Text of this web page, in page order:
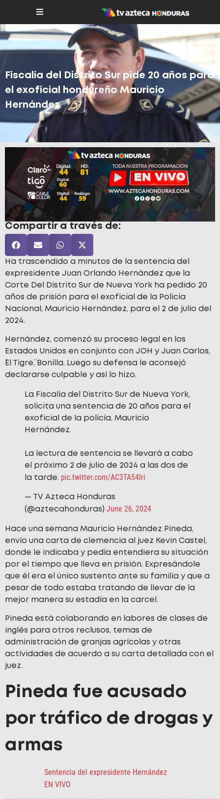
Fiscalía del Distrito Sur pide 20 años para
el exoficial hondureño Mauricio
Hernández
Compartir a través de:
Ha trascendido a minutos de la sentencia del
expresidente Juan Orlando Hernández que la
Corte Del Distrito Sur de Nueva York ha pedido 20
años de prisión para el exoficial de la Policía
Nacional, Mauricio Hernández, para el 2 de julio del
2024.
Hernández, comenzó su proceso legal en los
Estados Unidos en conjunto con JOH y Juan Carlos,
¨El Tigre¨, Bonilla. Luego su defensa le aconsejó
declararse culpable y así lo hizo.
La Fiscalía del Distrito Sur de Nueva York,
solicita una sentencia de 20 años para el
exoficial de la policía, Mauricio
Hernández.
La lectura de sentencia se llevará a cabo
el próximo 2 de julio de 2024 a las dos de
la tarde. pic.twitter.com/AC3TA54Iri
— TV Azteca Honduras
(@aztecahonduras) June 26, 2024
Hace una semana Mauricio Hernández Pineda,
envío una carta de clemencia al juez Kevin Castel,
donde le indicaba y pedía entendiera su situación
por el tiempo que lleva en prisión. Expresándole
que él era el único sustento ante su familia y que a
pesar de todo estaba tratando de llevar de la
mejor manera su estadía en la carcel.
Pineda está colaborando en labores de clases de
inglés para otros reclusos, temas de
administración de granjas agrícolas y otras
actividades de acuerdo a su carta detallada con el
juez.
Pineda fue acusado
por tráfico de drogas y
armas
Sentencia del expresidente Hernández
EN VIVO